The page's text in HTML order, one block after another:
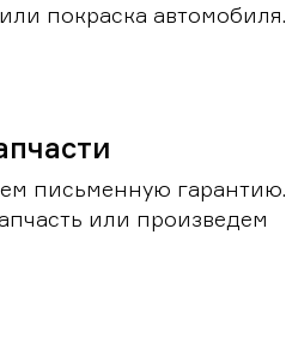
покраска автомобиля.
письменную гарантию.
или произведем